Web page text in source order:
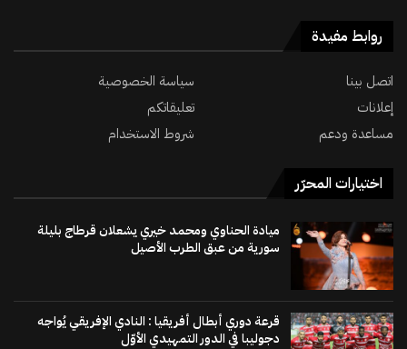
روابط مفيدة
اتصل بينا
سياسة الخصوصية
إعلانات
تعليقاتكم
مساعدة ودعم
شروط الاستخدام
اختيارات المحرّر
ميادة الحناوي ومحمد خيري يشعلان قرطاج بليلة
سورية من عبق الطرب الأصيل
قرعة دوري أبطال أفريقيا : النادي الإفريقي يُواجه
دجوليبا في الدور التمهيدي الأوّل